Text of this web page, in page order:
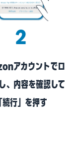
2
アカウントでロ
、内容を確認して
続行」を押す